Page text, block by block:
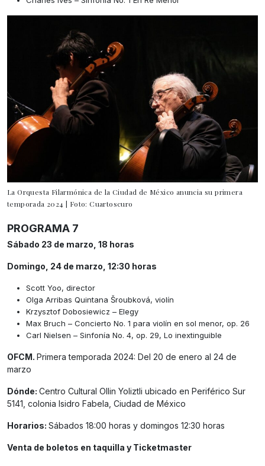
La Orquesta Filarmónica de la Ciudad de México anuncia su primera
temporada 2024 | Foto: Cuartoscuro
PROGRAMA 7
Sábado 23 de marzo, 18 horas
Domingo, 24 de marzo, 12:30 horas
Scott Yoo, director
Olga Arribas Quintana Šroubková, violín
Krzysztof Dobosiewicz – Elegy
Max Bruch – Concierto No. 1 para violín en sol menor, op. 26
Carl Nielsen – Sinfonía No. 4, op. 29, Lo inextinguible
OFCM. Primera temporada 2024: Del 20 de enero al 24 de
marzo
Dónde: Centro Cultural Ollin Yoliztli ubicado en Periférico Sur
5141, colonia Isidro Fabela, Ciudad de México
Horarios: Sábados 18:00 horas y domingos 12:30 horas
Venta de boletos en taquilla y Ticketmaster